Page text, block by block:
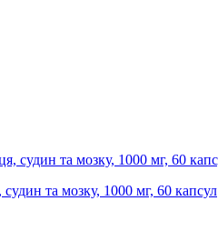
та мозку, 1000 мг, 60 капсул